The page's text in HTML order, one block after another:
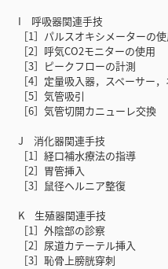
I 呼吸器関連手技
［1］パルスオキシメーターの使
［2］呼気CO2モニターの使用
［3］ピークフローの計測
［4］定量吸入器，スペーサー
［5］気管吸引
［6］気管切開カニューレ交換
J 消化器関連手技
［1］経口補水療法の指導
［2］胃管挿入
［3］鼠径ヘルニア整復
K 生殖器関連手技
［1］外陰部の診察
［2］尿道カテーテル挿入
［3］恥骨上膀胱穿刺